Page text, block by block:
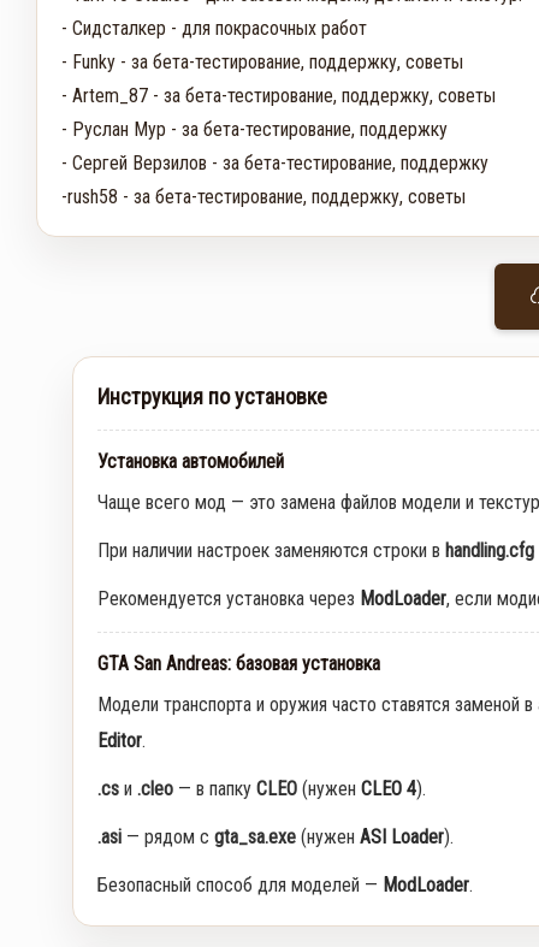
- Сидсталкер - для покрасочных работ
- Funky - за бета-тестирование, поддержку, советы
- Artem_87 - за бета-тестирование, поддержку, советы
- Руслан Мур - за бета-тестирование, поддержку
- Сергей Верзилов - за бета-тестирование, поддержку
-rush58 - за бета-тестирование, поддержку, советы
Инструкция по установке
Установка автомобилей
Чаще всего мод — это замена файлов модели и
При наличии настроек заменяются строки в handling.cfg
Рекомендуется установка через ModLoader, если
GTA San Andreas: базовая установка
Модели транспорта и оружия часто ставятся заменой
Editor.
.cs и .cleo — в папку CLEO (нужен CLEO 4).
.asi — рядом с gta_sa.exe (нужен ASI Loader).
Безопасный способ для моделей — ModLoader.